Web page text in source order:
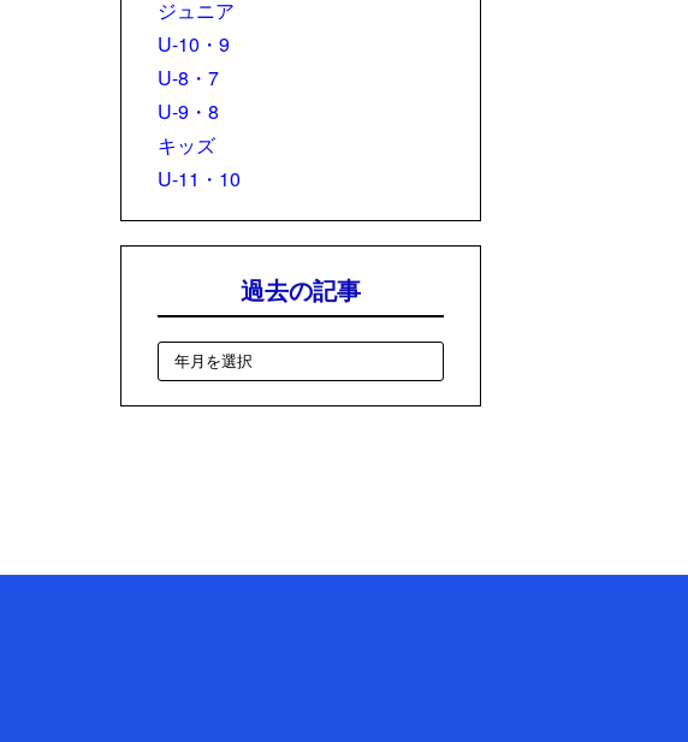
ジュニア
U-10・9
U-8・7
U-9・8
キッズ
U-11・10
過去の記事